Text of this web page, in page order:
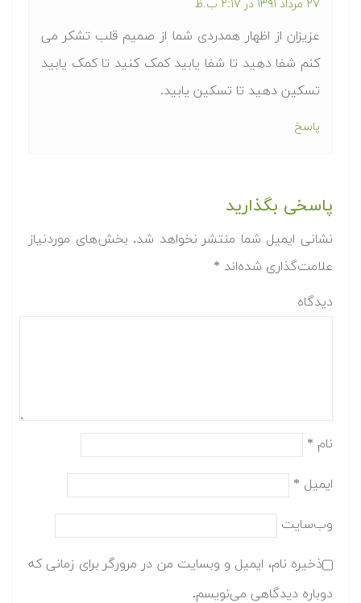
۲۷ مرداد ۱۳۹۱ در ۲:۱۷ ب.ظ
عزیزان از اظهار همدردی شما از صمیم قلب تشکر می
کنم شفا دهید تا شفا یابید کمک کنید تا کمک یابید
تسکین دهید تا تسکین یابید.
پاسخ
پاسخی بگذارید
نشانی ایمیل شما منتشر نخواهد شد. بخش‌های موردنیاز
علامت‌گذاری شده‌اند *
دیدگاه
نام *
ایمیل *
وب‌سایت
ذخیره نام، ایمیل و وبسایت من در مرورگر برای زمانی که
دوباره دیدگاهی می‌نویسم.